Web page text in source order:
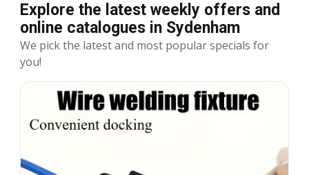
Explore the latest weekly offers and
online catalogues in Sydenham
We pick the latest and most popular specials for
you!